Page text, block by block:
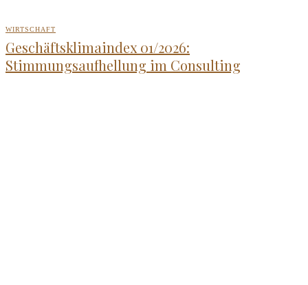
WIRTSCHAFT
Geschäftsklimaindex 01/2026:
Stimmungsaufhellung im Consulting